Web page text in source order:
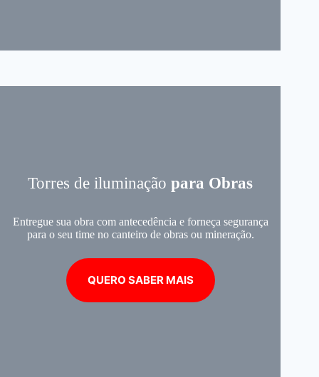
Torres de iluminaçãopara Obras
Entregue sua obra com antecedência e forneça segurança
para o seu time no canteiro de obras ou mineração.
QUERO SABER MAIS